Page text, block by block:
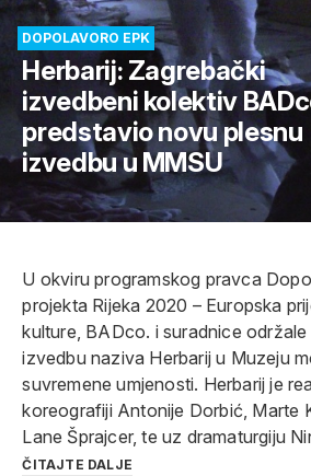
DOPOLAVORO EPK
Herbarij: Zagrebački
izvedbeni kolektiv
predstavio novu plesnu
izvedbu u MMSU
U okviru programskog pravca
projekta Rijeka 2020 – Europska
kulture, BADco. i suradnice održale
izvedbu naziva Herbarij u Muzeju
suvremene umjenosti. Herbarij je
koreografiji Antonije Dorbić, Marte
Lane Šprajcer, te uz dramaturgiju
ČITAJTE DALJE